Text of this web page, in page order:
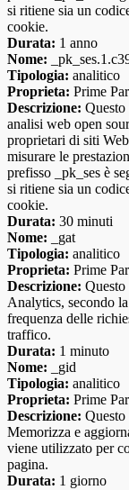
si ritiene sia un
cookie.
Durata: 1 anno
Nome:
Tipologia: analitico
Proprieta: Prime
Descrizione: Questo
analisi web open
proprietari di siti
misurare le
prefisso _pk_ses è
si ritiene sia un
cookie.
Durata: 30 minuti
Nome: _gat
Tipologia: analitico
Proprieta: Prime
Descrizione:
Analytics, secondo
frequenza delle
traffico.
Durata: 1 minuto
Nome: _gid
Tipologia: analitico
Proprieta: Prime
Descrizione:
Memorizza e
viene utilizzato per
pagina.
Durata: 1 giorno